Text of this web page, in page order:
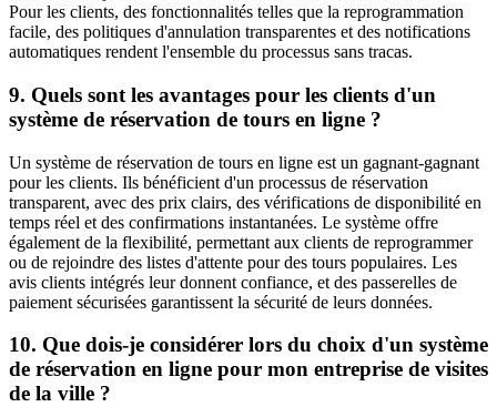
Pour les clients, des fonctionnalités telles que la reprogrammation
facile, des politiques d'annulation transparentes et des notifications
automatiques rendent l'ensemble du processus sans tracas.
9. Quels sont les avantages pour les clients d'un
système de réservation de tours en ligne ?
Un système de réservation de tours en ligne est un gagnant-gagnant
pour les clients. Ils bénéficient d'un processus de réservation
transparent, avec des prix clairs, des vérifications de disponibilité en
temps réel et des confirmations instantanées. Le système offre
également de la flexibilité, permettant aux clients de reprogrammer
ou de rejoindre des listes d'attente pour des tours populaires. Les
avis clients intégrés leur donnent confiance, et des passerelles de
paiement sécurisées garantissent la sécurité de leurs données.
10. Que dois-je considérer lors du choix d'un système
de réservation en ligne pour mon entreprise de visites
de la ville ?